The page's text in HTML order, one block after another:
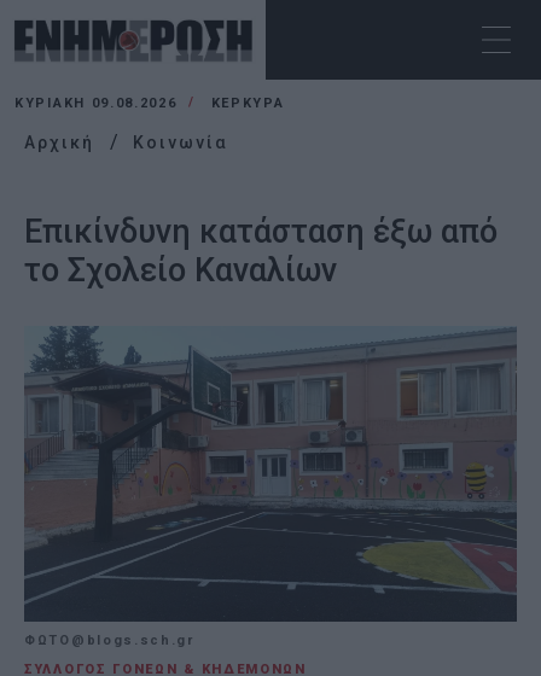
ΚΥΡΙΑΚΉ 09.08.2026 ΚΕΡΚΥΡΑ
Αρχική Κοινωνία
Επικίνδυνη κατάσταση έξω από
το Σχολείο Καναλίων
ΦΩΤΟ@blogs.sch.gr
ΣΥΛΛΟΓΟΣ ΓΟΝΕΩΝ & ΚΗΔΕΜΟΝΩΝ